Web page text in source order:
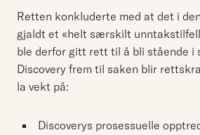
Retten konkluderte med at det i
gjaldt et «helt særskilt
ble derfor gitt rett til å bli stående i
Discovery frem til saken blir
la vekt på:
Discoverys prosessuelle